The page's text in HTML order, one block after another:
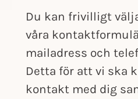
Du kan frivilligt
våra
mailadress och
Detta för att vi ska
kontakt med dig